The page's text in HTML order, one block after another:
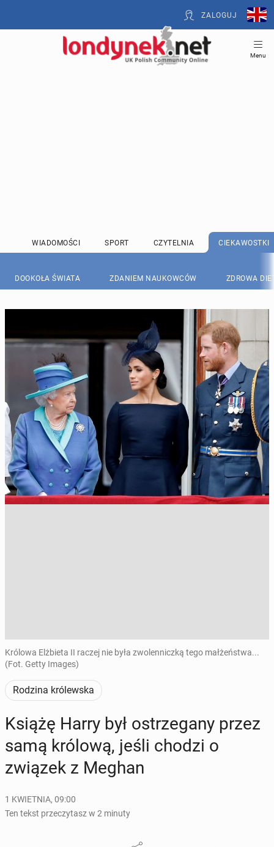
ZALOGUJ
Menu
WIADOMOŚCI SPORT CZYTELNIA CIEKAWOSTKI
DOOKOŁA ŚWIATA ZDANIEM NAUKOWCÓW ZDROWA
Królowa Elżbieta II raczej nie była zwolenniczką tego małżeństwa...
(Fot. Getty Images)
Rodzina królewska
Książę Harry był ostrze­ga­ny przez
samą królową, jeśli chodzi o
związek z Meghan
1 KWIETNIA, 09:00
Ten tekst przeczytasz w 2 minuty